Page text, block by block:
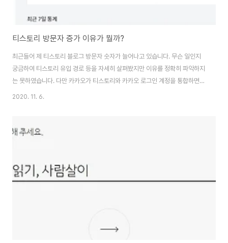
티스토리 방문자 증가 이유가 뭘까?
최근들어 제 티스토리 블로그 방문자 숫자가 늘어나고 있습니다. 무슨 일인지
궁금하여 티스토리 유입 경로 등을 자세히 살펴봤지만 이유를 정확히 파악하지
는 못하였습니다. 다만 카카오가 티스토리와 카카오 로그인 계정을 통합하면서
뭔가 변화가 일어나고 있는 것이 아닌가 하고 짐작만 하였을 뿐입니다. 제 블로
700~800명 방문자 숫자가 서서히 줄어들었습니다. 그런데 이유를 명확히 찾
10일 이후로 1일 ..
2020. 11. 6.